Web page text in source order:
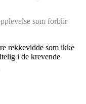
som forblir
rekkevidde som ikke
i de krevende